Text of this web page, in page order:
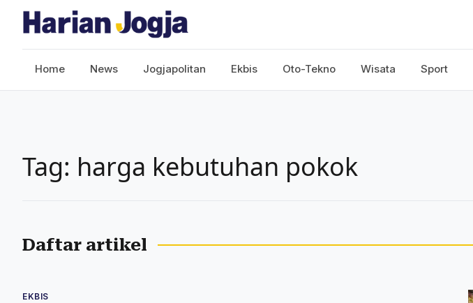
Home News Jogjapolitan Ekbis Oto-Tekno Wisata Sport
Tag: harga kebutuhan pokok
Daftar artikel
EKBIS